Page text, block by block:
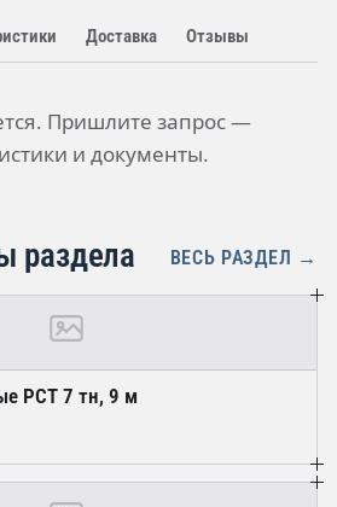
Доставка Отзывы
Пришлите запрос —
и документы.
раздела ВЕСЬ РАЗДЕЛ →
РСT 7 тн, 9 м